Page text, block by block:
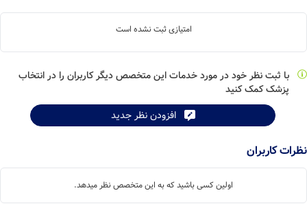
امتیازی ثبت نشده است
با ثبت نظر خود در مورد خدمات این متخصص دیگر کاربران را در انتخاب
پزشک کمک کنید
افزودن نظر جدید
نظرات کاربران
اولین کسی باشید که به این متخصص نظر میدهد.